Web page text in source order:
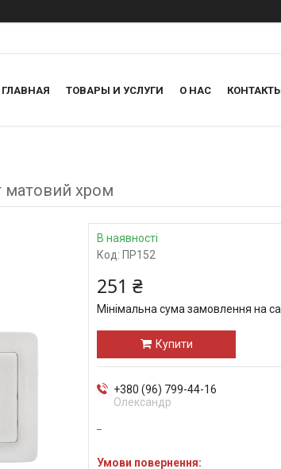
ГЛАВНАЯ ТОВАРЫ И УСЛУГИ О НАС
матовий хром
В наявності
Код: ПР152
251 ₴
Мінімальна сума замовлення на
Купити
+380 (96) 799-44-16
Олександр